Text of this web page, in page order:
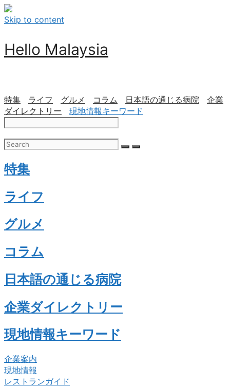
Skip to content
Hello Malaysia
特集 ライフ グルメ コラム 日本語の通じる病院
企業
ダイレクトリー
現地情報キーワード
特集
ライフ
グルメ
コラム
日本語の通じる病院
企業ダイレクトリー
現地情報キーワード
企業案内
現地情報
レストランガイド